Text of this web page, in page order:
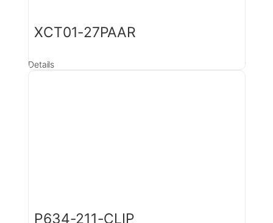
XCT01-27PAAR
Details
P634-211-CLIP